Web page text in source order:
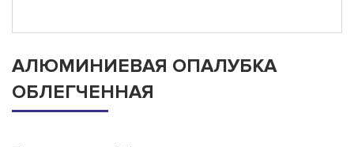
АЛЮМИНИЕВАЯ ОПАЛУБКА
ОБЛЕГЧЕННАЯ